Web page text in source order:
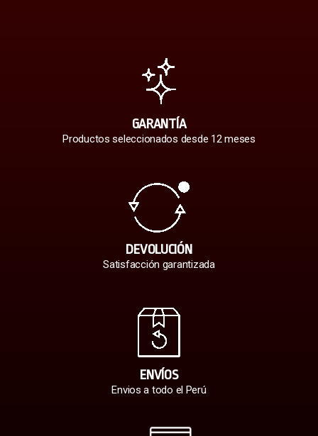
GARANTÍA
Productos seleccionados desde 12 meses
DEVOLUCIÓN
Satisfacción garantizada
ENVÍOS
Envios a todo el Perú